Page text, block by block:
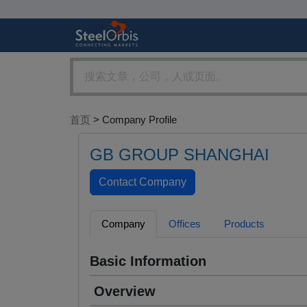
首页 > Company Profile
GB GROUP SHANGHAI
Company Offices Products
Basic Information
Overview